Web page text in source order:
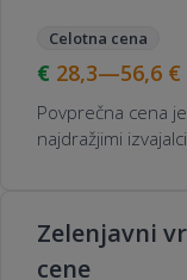
Celotna cena
28,3—56,6 €
Povprečna cena
najdražjimi
Zelenjavni
cene